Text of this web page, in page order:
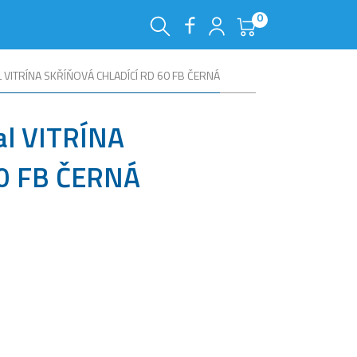
0
SKŘÍŇOVÁ CHLADÍCÍ RD 60 FB ČERNÁ
VITRÍNA
FB ČERNÁ